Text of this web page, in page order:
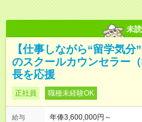
未読
【仕事しながら“留学気分
のスクールカウンセラー
長を応援
正社員 職種未経験OK
給与
年俸3,600,000円～